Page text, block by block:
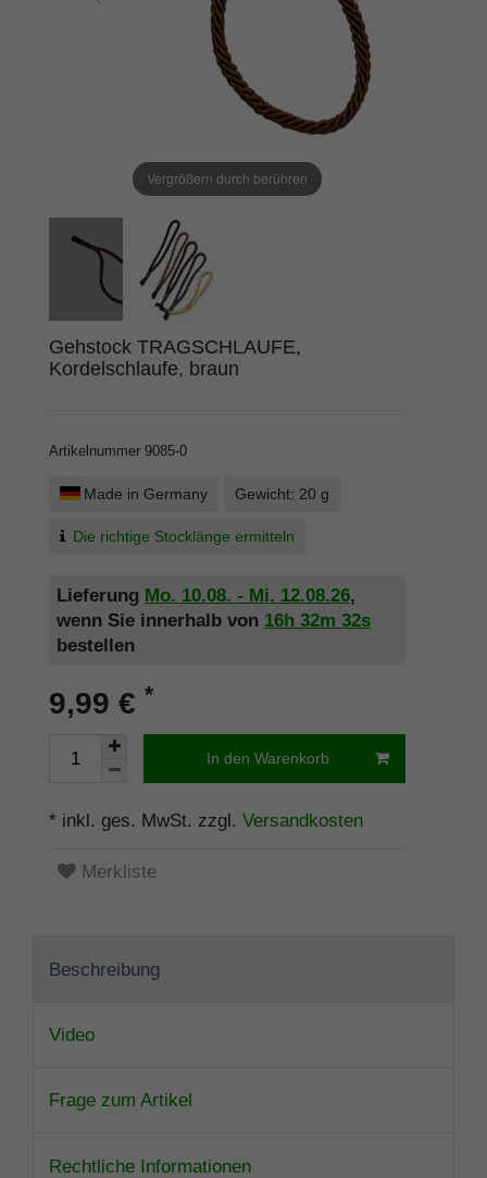
Vergrößern durch berühren
Gehstock TRAGSCHLAUFE,
Kordelschlaufe, braun
Artikelnummer 9085-0
Made in Germany Gewicht: 20 g
Die richtige Stocklänge ermitteln
Lieferung Mo. 10.08. - Mi. 12.08.26,
wenn Sie innerhalb von 16h 32m 32s
bestellen
9,99 € *
In den Warenkorb
* inkl. ges. MwSt. zzgl. Versandkosten
Merkliste
Beschreibung
Video
Frage zum Artikel
Rechtliche Informationen